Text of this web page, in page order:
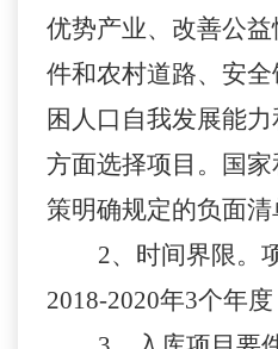
优势产业、改善公
件和农村道路、安
困人口自我发展能
方面选择项目。国
策明确规定的负面清
2、 时间界限。
2018-2020年3个年度